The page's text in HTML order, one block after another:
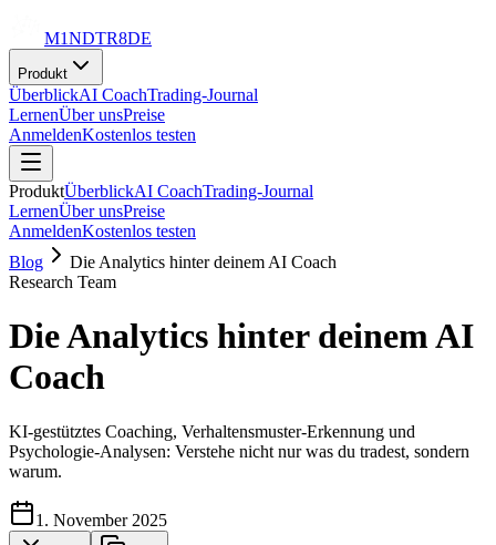
M1NDTR8DE
Produkt
ÜberblickAI CoachTrading-Journal
LernenÜber unsPreise
AnmeldenKostenlos testen
ProduktÜberblickAI CoachTrading-Journal
LernenÜber unsPreise
AnmeldenKostenlos testen
Blog
Die Analytics hinter deinem AI Coach
Research Team
Die Analytics hinter deinem AI
Coach
KI-gestütztes Coaching, Verhaltensmuster-Erkennung und
Psychologie-Analysen: Verstehe nicht nur was du tradest, sondern
warum.
1. November 2025